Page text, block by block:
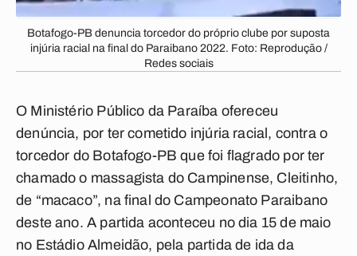
Botafogo-PB denuncia torcedor do próprio clube por suposta
injúria racial na final do Paraibano 2022. Foto: Reprodução /
Redes sociais
O Ministério Público da Paraíba ofereceu
denúncia, por ter cometido injúria racial, contra o
torcedor do Botafogo-PB que foi flagrado por ter
chamado o massagista do Campinense, Cleitinho,
de “macaco”, na final do Campeonato Paraibano
deste ano. A partida aconteceu no dia 15 de maio
no Estádio Almeidão, pela partida de ida da